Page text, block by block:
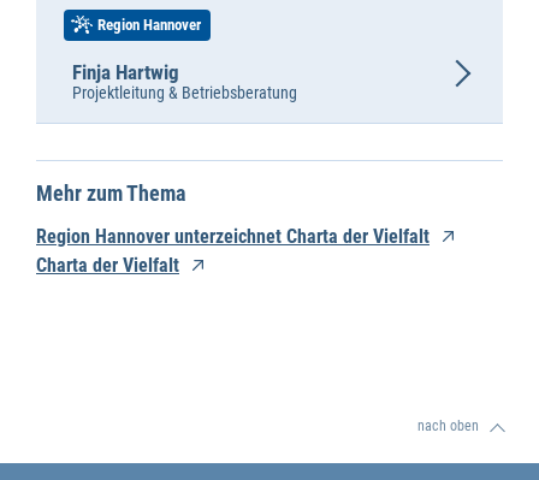
Region Hannover
Projektleitung & Betriebsberatung
Finja Hartwig
Mehr zum Thema
Region Hannover unterzeichnet Charta der Vielfalt
Charta der Vielfalt
nach oben